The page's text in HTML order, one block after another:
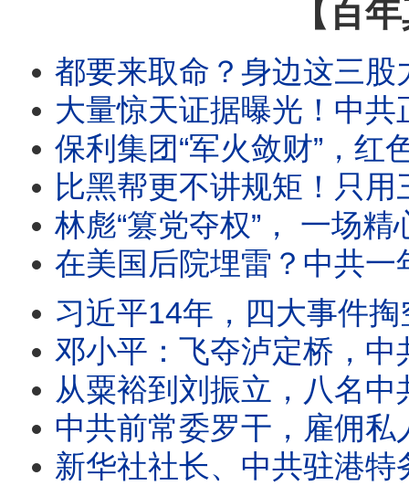
【百
都要来取命？身边这三股
大量惊天证据曝光！中
保利集团“军火敛财”，红色
比黑帮更不讲规矩！只用三步
林彪“篡党夺权”， 一场
在美国后院埋雷？中共一年三
习近平14年，四大事件
邓小平：飞夺泸定桥，
从粟裕到刘振立，八名中共参谋长全挨整
中共前常委罗干，雇佣私人武装
新华社社长、中共驻港特务头子，出